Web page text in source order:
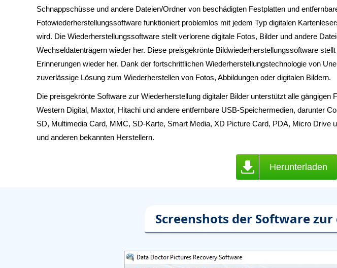
Schnappschüsse und andere Dateien/Ordner von beschädigten Festplatten und
Fotowiederherstellungssoftware funktioniert problemlos mit jedem Typ digitalen
wird. Die Wiederherstellungssoftware stellt verlorene digitale Fotos, Bilder und andere
Wechseldatenträgern wieder her. Diese preisgekrönte Bildwiederherstellungssoftware
Erinnerungen wieder her. Dank der fortschrittlichen Wiederherstellungstechnologie von
zuverlässige Lösung zum Wiederherstellen von Fotos, Abbildungen oder digitalen Bildern.
Die preisgekrönte Software zur Wiederherstellung digitaler Bilder unterstützt alle gängigen
Western Digital, Maxtor, Hitachi und andere entfernbare USB-Speichermedien, darunter
SD, Multimedia Card, MMC, SD-Karte, Smart Media, XD Picture Card, PDA, Micro
und anderen bekannten Herstellern.
Herunterladen
Screenshots der Software